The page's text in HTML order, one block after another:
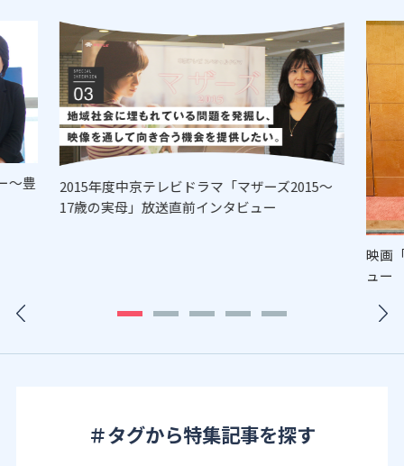
～豊
2015年度中京テレビドラマ「マザーズ2015～
17歳の実母」放送直前インタビュー
映画
ュー
＃タグから特集記事を探す